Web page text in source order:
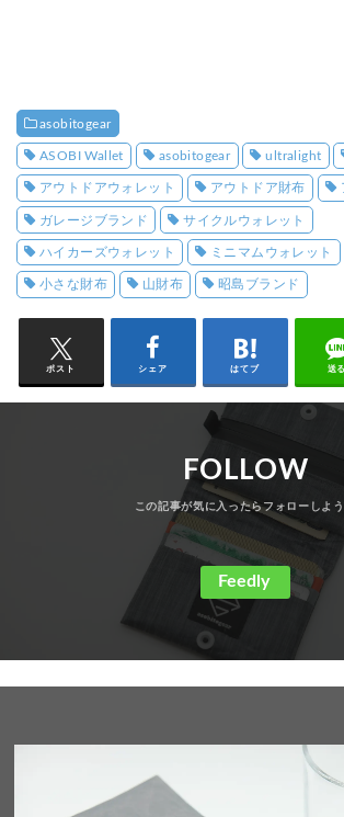
asobitogear
ASOBI Wallet asobitogear ultralight
アウトドアウォレット アウトドア財布
ガレージブランド サイクルウォレット
ハイカーズウォレット ミニマムウォレット
小さな財布 山財布 昭島ブランド
ポスト シェア はてブ 送る
FOLLOW
Feedly